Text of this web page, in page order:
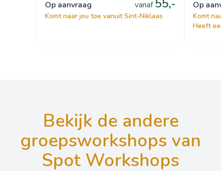
op aanvraag vanaf 55,-
Komt naar jou toe vanuit Sint-Niklaas
op
Komt
Heeft
bekijk de andere
groepsworkshops van
Spot Workshops